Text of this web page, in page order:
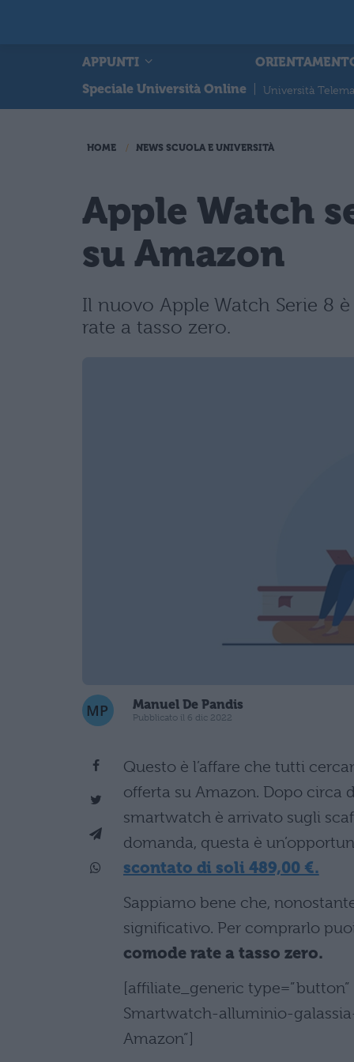
APPUNTI
Speciale Università Online
Università
HOME NEWS SCUOLA E UNIVERSITÀ
Apple Watch
su Amazon
Il nuovo Apple Watch Serie 8
rate a tasso zero.
Manuel De Pandis
Pubblicato il 6 dic 2022
Questo è l’affare che tutti
offerta su Amazon. Dopo circa
smartwatch è arrivato sugli
domanda, questa è
scontato di soli 489,00 €.
Sappiamo bene che,
significativo. Per comprarlo
comode rate a tasso zero.
[affiliate_generic
Smartwatch-alluminio-
Amazon”]